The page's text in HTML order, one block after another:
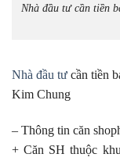
Nhà đầu tư cần tiền
Nhà đầu tư cần tiền
Kim Chung
– Thông tin căn
+ Căn SH thuộc